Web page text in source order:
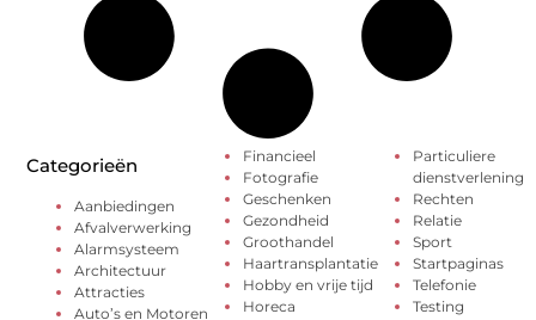
Categorieën
Aanbiedingen
Afvalverwerking
Alarmsysteem
Architectuur
Attracties
Auto’s en Motoren
Financieel
Fotografie
Geschenken
Gezondheid
Groothandel
Haartransplantatie
Hobby en vrije tijd
Horeca
Particuliere
dienstverlening
Rechten
Relatie
Sport
Startpaginas
Telefonie
Testing